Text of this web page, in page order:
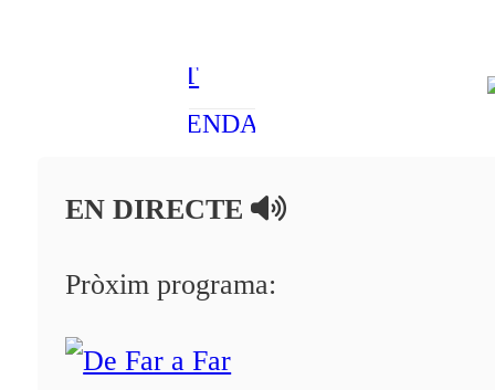
AMBIENT
AGENDA
A la Carta
Programació
Fes-te'n soci!
EN DIRECTE
Pròxim programa: